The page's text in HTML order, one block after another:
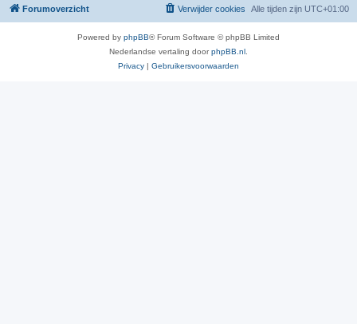
Forumoverzicht Alle tijden zijn UTC+01:00
Verwijder cookies
Powered by phpBB® Forum Software © phpBB Limited
Nederlandse vertaling doorphpBB.nl
Privacy | Gebruikersvoorwaarden